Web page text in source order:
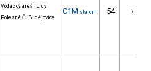
Vodácký areál Lídy
Polesné Č. Budějovice
C1M slalom 54. 7/ZS